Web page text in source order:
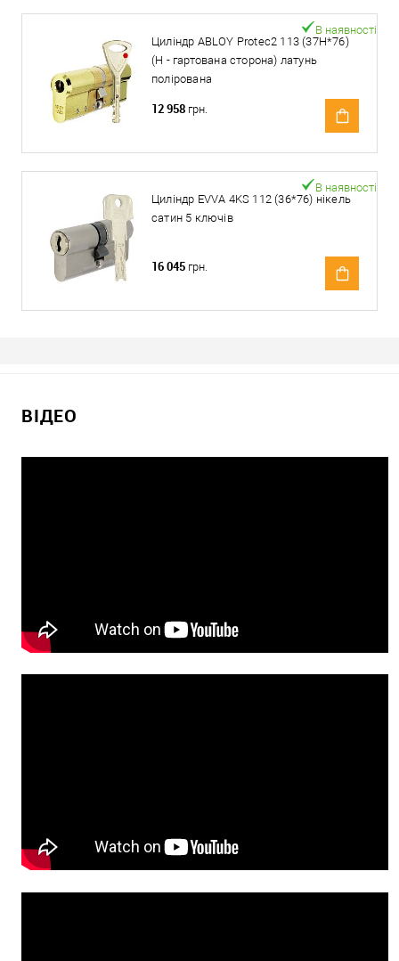
Циліндр ABLOY Protec2 113 (37H*76)
(H - гартована сторона) латунь
полірована
В наявності
12 958 грн.
Циліндр EVVA 4KS 112 (36*76) нікель
сатин 5 ключів
В наявності
16 045 грн.
ВІДЕО